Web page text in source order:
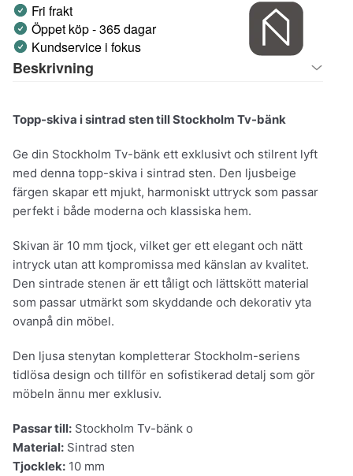
Fri frakt
Öppet köp - 365 dagar
Kundservice i fokus
Beskrivning
Topp-skiva i sintrad sten till Stockholm Tv-bänk
Ge din Stockholm Tv-bänk ett exklusivt och stilrent lyft
med denna topp-skiva i sintrad sten. Den ljusbeige
färgen skapar ett mjukt, harmoniskt uttryck som passar
perfekt i både moderna och klassiska hem.
Skivan är 10 mm tjock, vilket ger ett elegant och nätt
intryck utan att kompromissa med känslan av kvalitet.
Den sintrade stenen är ett tåligt och lättskött material
som passar utmärkt som skyddande och dekorativ yta
ovanpå din möbel.
Den ljusa stenytan kompletterar Stockholm-seriens
tidlösa design och tillför en sofistikerad detalj som gör
möbeln ännu mer exklusiv.
Passar till: Stockholm Tv-bänk o
Material: Sintrad sten
Tjocklek: 10 mm